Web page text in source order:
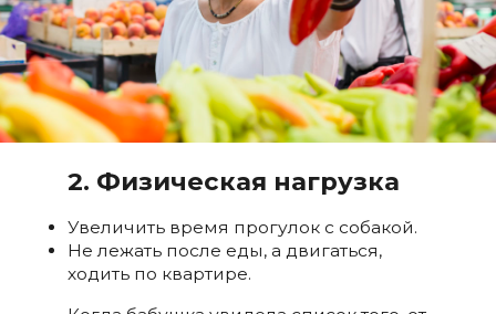
2. Физическая нагрузка
Увеличить время прогулок с собакой.
Не лежать после еды, а двигаться,
ходить по квартире.